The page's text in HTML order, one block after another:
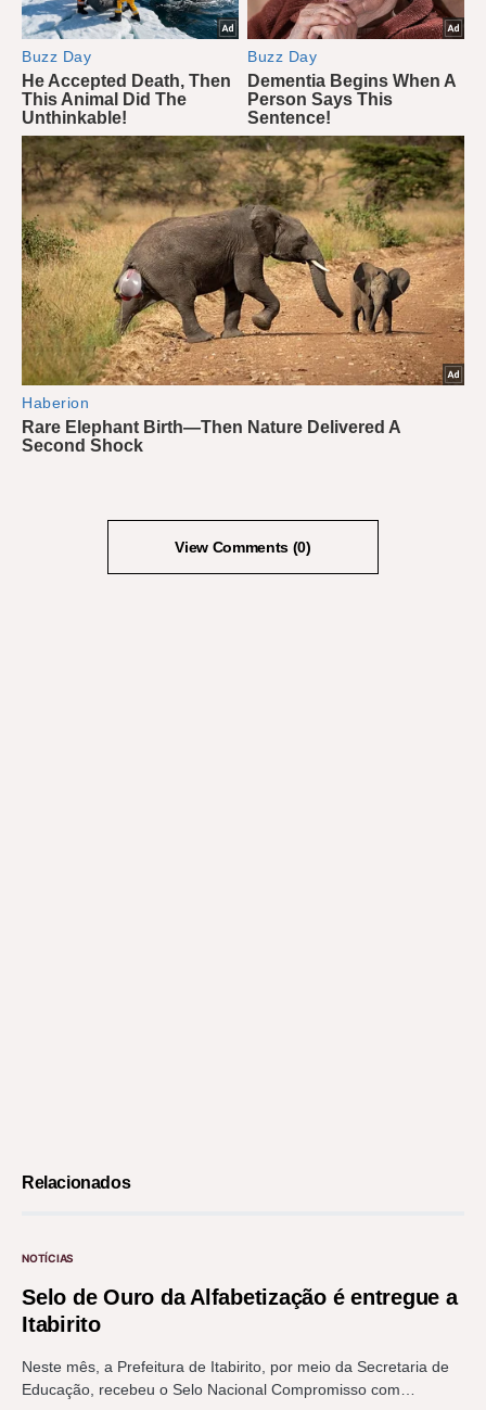
View Comments (0)
Relacionados
NOTÍCIAS
Selo de Ouro da Alfabetização é entregue a
Itabirito
Neste mês, a Prefeitura de Itabirito, por meio da Secretaria de
Educação, recebeu o Selo Nacional Compromisso com…